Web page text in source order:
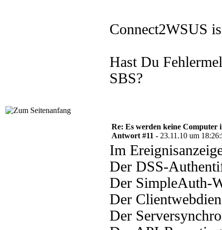
Connect2WSUS
Hast Du
SBS?
Re: Es werden keine Computer
Antwort #11 - 23.11.10 um
Im
Der DSS-
Der SimpleAuth-
Der
Der